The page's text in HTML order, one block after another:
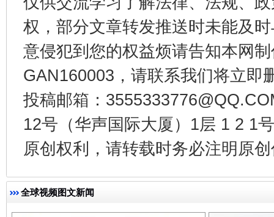
权，部分文章转发推送时未能及
意侵犯到您的权益烦请告知本网
GAN160003，请联系我们将立即
投稿邮箱：
12号（华声国际大厦）1层 1 2 1
原创权利，请转载时务必注明原
全球视频图文新闻
千年窑火 生生不息 一